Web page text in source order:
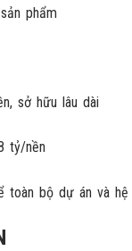
phẩm
sở hữu lâu dài
tỷ/nền